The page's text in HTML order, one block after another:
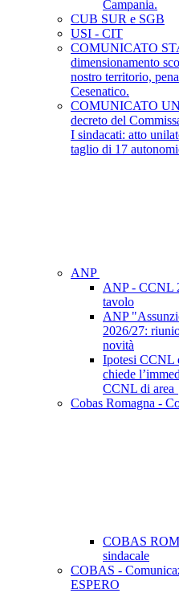
Campania.
CUB SUR e SGB
USI - CIT
COMUNICATO
dimensionamento
nostro territorio,
Cesenatico.
COMUNICATO
decreto del
I sindacati: atto
taglio di 17
ANP
ANP - CCNL
tavolo
ANP
2026/27:
novità
Ipotesi CCNL
chiede
CCNL di area
Cobas Romagna -
COBAS
sindacale
COBAS -
ESPERO